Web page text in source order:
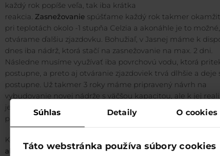
Súhlas Detaily O cookies
Táto webstránka používa súbory cookies
každý rok popíše veľa, tak iba krátka
reakcia. Zasnežovanie spúšťame každý rok takmer
pri teplotách okolo -1 stupňa Celzia a akonáhle je to možné,
otvárame ďalšiu zjazdovku. Bohužiaľ, v Jasnej máme k
dnes iba nádrž, ktorá stačí na zasnežovanie na max. 2 dni.
Následne musíme využívať iba povrchovú vodu, ktorá
postupne, a preto aj otváranie zjazdoviek trvá dlhšie a deje
postupne. Už takmer 3 roky máme pripravený návrh na
vybudovanie novej nádrže s väčšou kapacitou, ale k jej
je potrebná zmena územného plánu. Veríme, že sa to
podarí.
Keďže sa ukazuje, že akýkoľvek rozvoj Jasnej o ďalšie
alebo lanovkyje mimoriadne komplikovaný a v súčasnej